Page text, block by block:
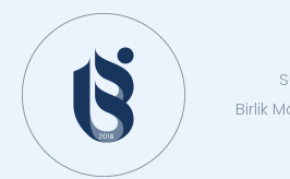
Birlik